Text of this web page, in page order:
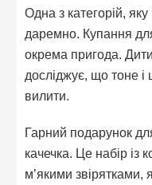
Одна з категорій,
даремно. Купання
окрема пригода.
досліджує, що тоне
вилити.
Гарний подарунок
качечка. Це набір
м’якими звірятками,